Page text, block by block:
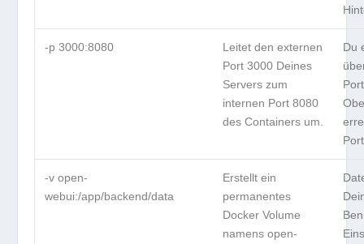
-p 3000:8080
Leitet den externen
Port 3000 Deines
Servers zum
internen Port 8080
des Containers um.
Du
-v open-
webui:/app/backend/data
Erstellt ein
permanentes
Docker Volume
namens open-